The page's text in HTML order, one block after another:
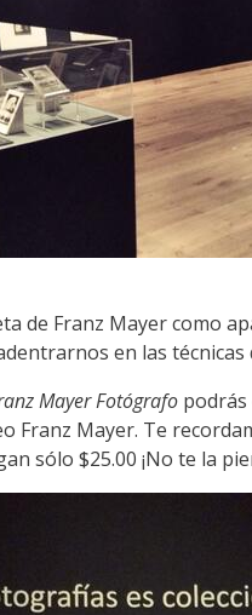
de Franz Mayer como
en las técnicas
Mayer Fotógrafo podrás
Franz Mayer. Te
sólo $25.00 ¡No te la